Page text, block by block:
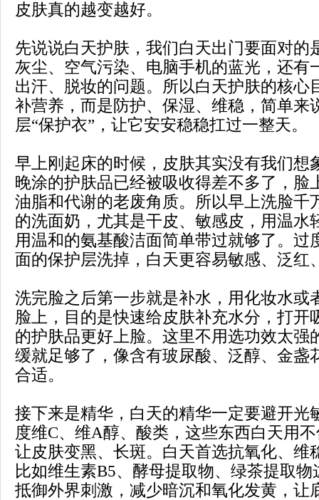
皮肤真的越变越好。
先说说白天护肤，我们白天出门要面对的
灰尘、空气污染、电脑手机的蓝光，还有
出汗、脱妆的问题。所以白天护肤的核心
补营养，而是防护、保湿、维稳，简单来
层“保护衣”，让它安安稳稳扛过一整天。
早上刚起床的时候，皮肤其实没有我们想
晚涂的护肤品已经被吸收得差不多了，脸
油脂和代谢的老废角质。所以早上洗脸千
的洗面奶，尤其是干皮、敏感皮，用温水
用温和的氨基酸洁面简单带过就够了。过
面的保护层洗掉，白天更容易敏感、泛红
洗完脸之后第一步就是补水，用化妆水或
脸上，目的是快速给皮肤补充水分，打开
的护肤品更好上脸。这里不用选功效太强
缓就足够了，像含有玻尿酸、泛醇、金盏
合适。
接下来是精华，白天的精华一定要避开光
度维C、维A醇、酸类，这些东西白天用
让皮肤变黑、长斑。白天首选抗氧化、维
比如维生素B5、酵母提取物、绿茶提取
抵御外界刺激，减少暗沉和氧化发黄，让